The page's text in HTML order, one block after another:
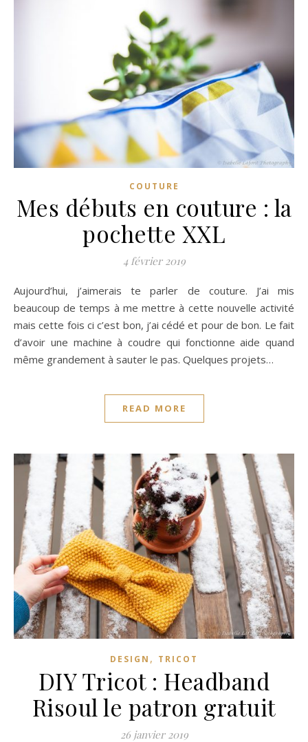
COUTURE
Mes débuts en couture : la
pochette XXL
4 février 2019
Aujourd’hui, j’aimerais te parler de couture. J’ai mis
beaucoup de temps à me mettre à cette nouvelle activité
mais cette fois ci c’est bon, j’ai cédé et pour de bon. Le fait
d’avoir une machine à coudre qui fonctionne aide quand
même grandement à sauter le pas. Quelques projets…
READ MORE
DESIGN , TRICOT
DIY Tricot : Headband
Risoul le patron gratuit
26 janvier 2019